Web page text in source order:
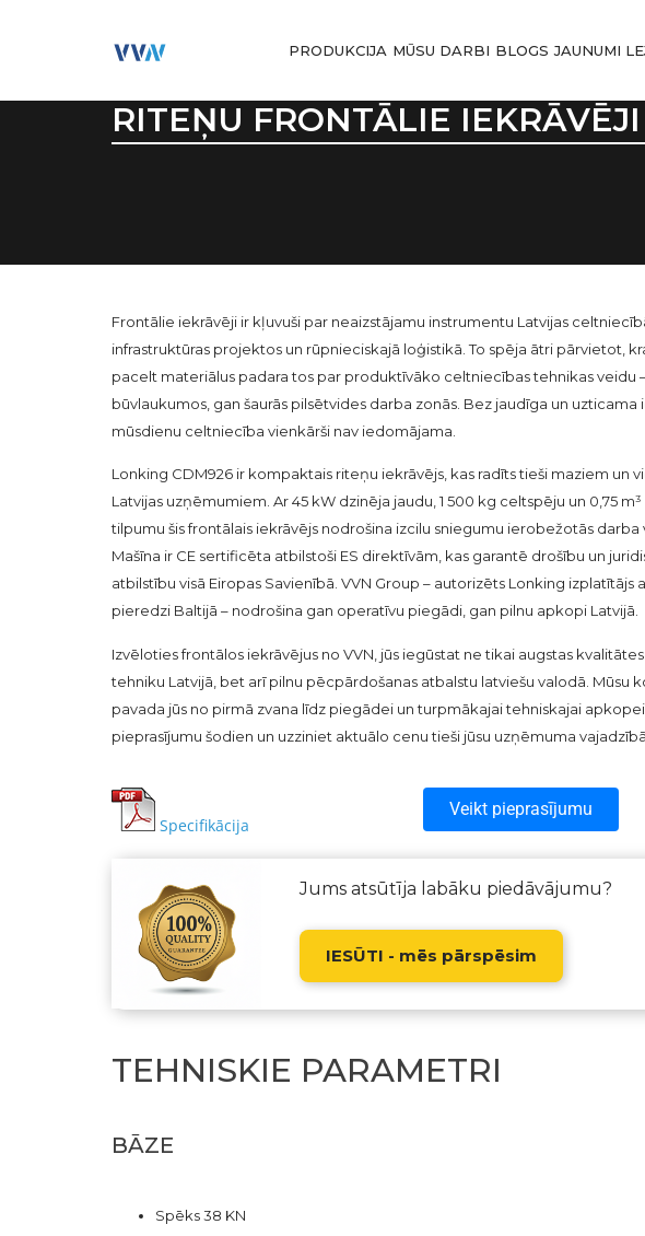
PRODUKCIJA MŪSU DARBI BLOGS JAUNUMI
RITEŅU FRONTĀLIE
Frontālie iekrāvēji ir kļuvuši par neaizstājamu instrumentu Latvijas
infrastruktūras projektos un rūpnieciskajā loģistikā. To spēja ātri pārvietot,
pacelt materiālus padara tos par produktīvāko celtniecības tehnikas veidu
būvlaukumos, gan šaurās pilsētvides darba zonās. Bez jaudīga un uzticama
mūsdienu celtniecība vienkārši nav iedomājama.
Lonking CDM926 ir kompaktais riteņu iekrāvējs, kas radīts tieši maziem un
Latvijas uzņēmumiem. Ar 45 kW dzinēja jaudu, 1 500 kg celtspēju un 0,75 m³
tilpumu šis frontālais iekrāvējs nodrošina izcilu sniegumu ierobežotās darba
Mašīna ir CE sertificēta atbilstoši ES direktīvām, kas garantē drošību un
atbilstību visā Eiropas Savienībā. VVN Group – autorizēts Lonking izplatītājs
pieredzi Baltijā – nodrošina gan operatīvu piegādi, gan pilnu apkopi Latvijā.
Izvēloties frontālos iekrāvējus no VVN, jūs iegūstat ne tikai augstas
tehniku Latvijā, bet arī pilnu pēcpārdošanas atbalstu latviešu valodā. Mūsu
pavada jūs no pirmā zvana līdz piegādei un turpmākajai tehniskajai
pieprasījumu šodien un uzziniet aktuālo cenu tieši jūsu uzņēmuma
Specifikācija
Veikt pieprasījumu
Jums atsūtīja labāku piedāvājumu?
IESŪTI - mēs pārspēsim
TEHNISKIE PARAMETRI
BĀZE
Spēks 38 KN